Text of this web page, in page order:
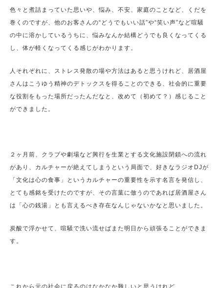
色々と煮詰まっていた思いや、悩み、不安、家庭のことなど、
くだを
巻くのですが、 他のお客さんの“どうでもいい話”や“笑い声”など喧騒
の中に溶かしている うちに、悩みなんか結構どうでも良くなってくる
し、 体が軽くなってくる感じがわかります。
人それぞれに、ストレス発散の場や方法はあると思うけれど、居酒屋
さんはこうゆう精神のデトックスを得ることのできる、社会的に重要
な役割をもった場所だったんだなと、改めて（初めて？）感じること
ができました。
２ヶ月前、クラブや劇場など興行を生業とする文化施設閉鎖への流れ
があり、カルチャーが絶えてしまうという局面で、好きなラジオDJが
「文化は心の食事」というカルチャーの重要性を示す名言を発信し、
とても感銘を受けたのですが、その言葉に倣うのであれば居酒屋さん
は「心の銭湯」とも言えるべき存在なんじゃないかなと思いました。
炭酸で浮かせて、喧騒で洗い流せばまた明日から頑張ることができま
す。